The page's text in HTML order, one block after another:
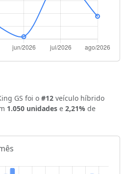
GS foi o #12 veículo híbrido
1.050 unidades e 2,21% de